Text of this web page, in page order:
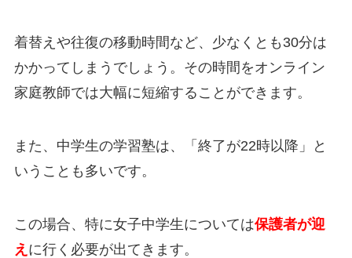
着替えや往復の移動時間など、少なくとも30分は
かかってしまうでしょう。その時間をオンライン
家庭教師では大幅に短縮することができます。
また、中学生の学習塾は、「終了が22時以降」と
いうことも多いです。
この場合、特に女子中学生については保護者が迎
え に行く必要が出てきます。